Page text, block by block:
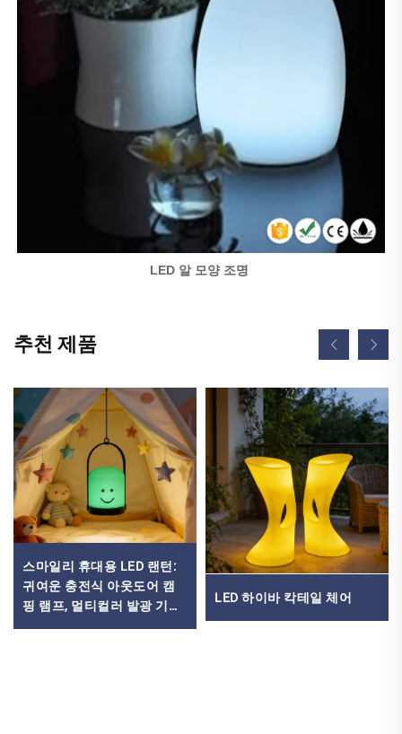
LED 알 모양 조명
추천 제품
스마일리 휴대용 LED 랜턴:
귀여운 충전식 아웃도어 캠
핑 램프, 멀티컬러 발광 기능
탑재 – 집, 여행, 파티 장식에
LED 하이바 칵테일 체어